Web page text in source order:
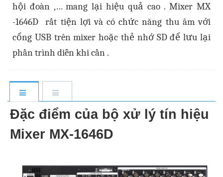
hội đoàn ,… mang lại hiệu quả cao . Mixer MX
-1646D rất tiện lợi và có chức năng thu âm với
cổng USB trên mixer hoặc thẻ nhớ SD để lưu lại
phần trình diễn khi cần .
Đặc điểm của bộ xử lý tín hiệu
Mixer MX-1646D